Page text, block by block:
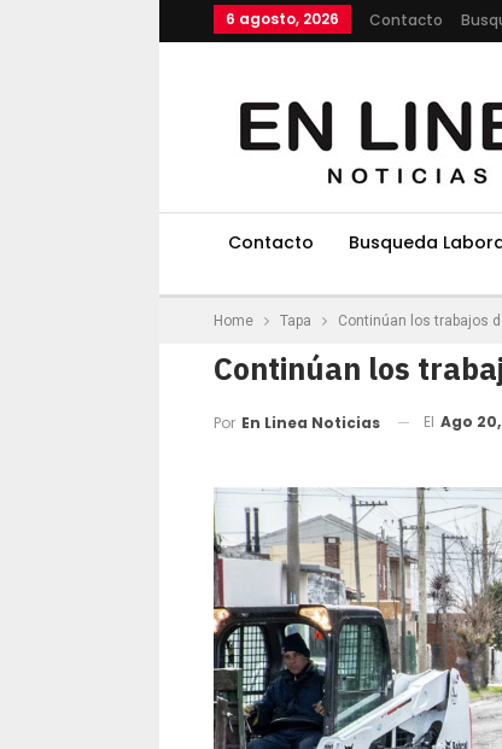
6 agosto, 2026 Contacto
Contacto Busqueda
Home Tapa Continúan los trabajos
Continúan los
Por En Linea Noticias El Ago